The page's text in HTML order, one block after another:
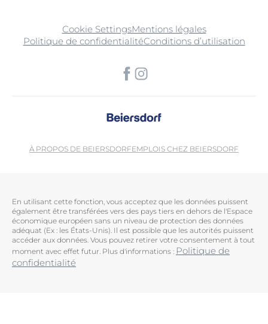
Cookie SettingsMentions légales
Politique de confidentialitéConditions d’utilisation
À PROPOS DE BEIERSDORFEMPLOIS CHEZ BEIERSDORF
En utilisant cette fonction, vous acceptez que les données puissent
également être transférées vers des pays tiers en dehors de l'Espace
économique européen sans un niveau de protection des données
adéquat (Ex : les États-Unis). Il est possible que les autorités puissent
accéder aux données. Vous pouvez retirer votre consentement à tout
moment avec effet futur. Plus d'informations : Politique de
confidentialité